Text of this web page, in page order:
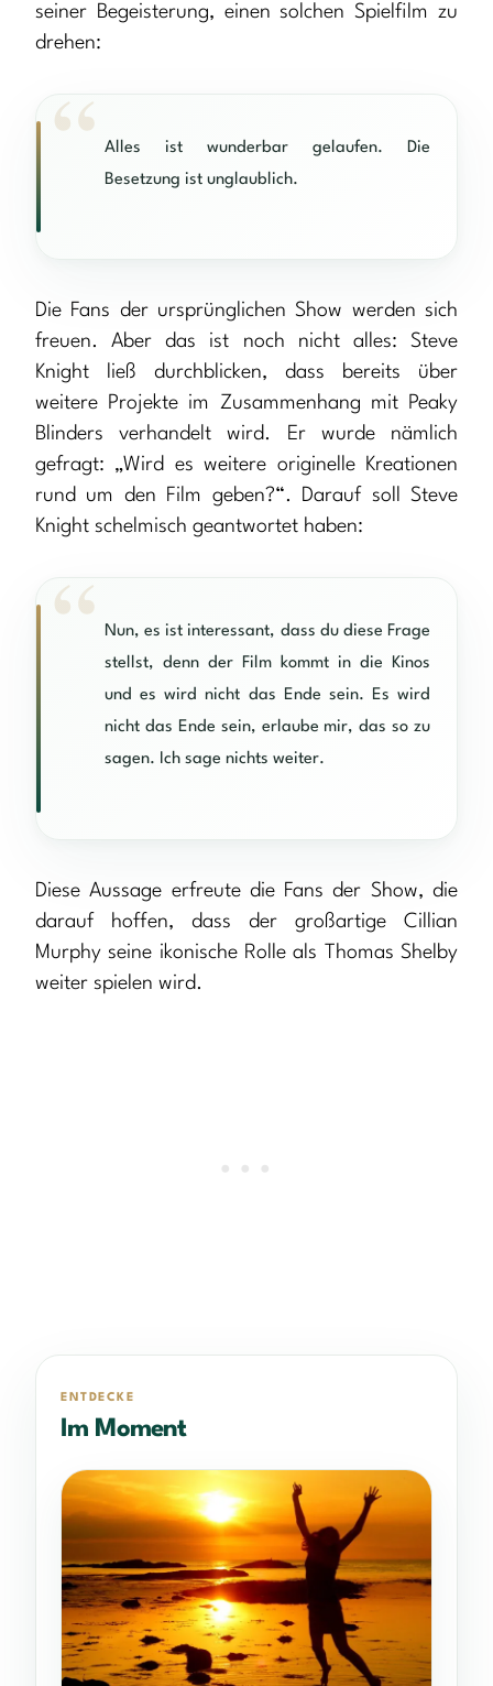
seiner Begeisterung, einen solchen Spielfilm zu
drehen:
Alles ist wunderbar gelaufen. Die
Besetzung ist unglaublich.
Die Fans der ursprünglichen Show werden sich
freuen. Aber das ist noch nicht alles: Steve
Knight ließ durchblicken, dass bereits über
weitere Projekte im Zusammenhang mit Peaky
Blinders verhandelt wird. Er wurde nämlich
gefragt: „Wird es weitere originelle Kreationen
rund um den Film geben?“. Darauf soll Steve
Knight schelmisch geantwortet haben:
Nun, es ist interessant, dass du diese Frage
stellst, denn der Film kommt in die Kinos
und es wird nicht das Ende sein. Es wird
nicht das Ende sein, erlaube mir, das so zu
sagen. Ich sage nichts weiter.
Diese Aussage erfreute die Fans der Show, die
darauf hoffen, dass der großartige Cillian
Murphy seine ikonische Rolle als Thomas Shelby
weiter spielen wird.
ENTDECKE
Im Moment